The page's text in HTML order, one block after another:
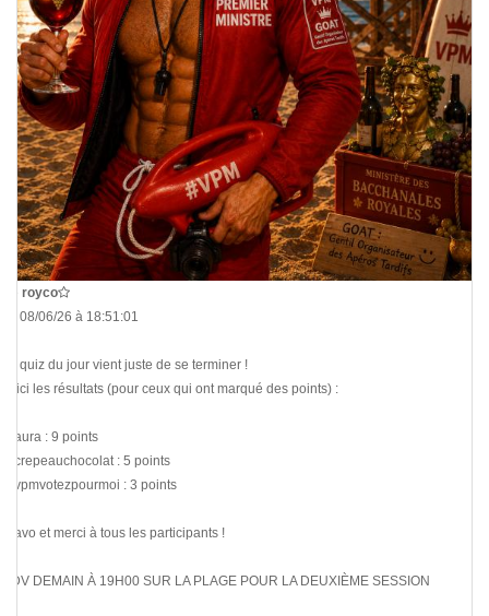
royco
Le 08/06/26 à 18:51:01
Le quiz du jour vient juste de se terminer !
Voici les résultats (pour ceux qui ont marqué des points) :
@aura : 9 points
@crepeauchocolat : 5 points
@vpmvotezpourmoi : 3 points
Bravo et merci à tous les participants !
RDV DEMAIN À 19H00 SUR LA PLAGE POUR LA DEUXIÈME SESSION